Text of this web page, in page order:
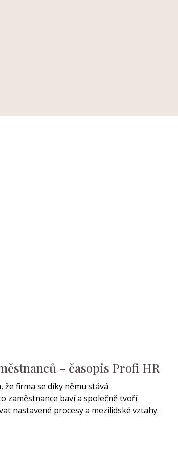
– časopis Profi HR
firma se díky němu stává
zaměstnance baví a společně tvoří
nastavené procesy a mezilidské vztahy.